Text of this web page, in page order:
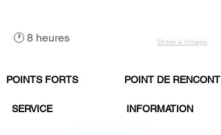
🕐 8 heures Droits à l’image
POINTS FORTS
SERVICE
POINT DE
INFORMATION